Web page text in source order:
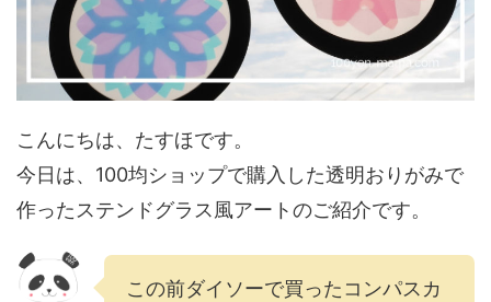
こんにちは、たすほです。
今日は、100均ショップで購入した透明おりがみで
作ったステンドグラス風アートのご紹介です。
この前ダイソーで買ったコンパスカ